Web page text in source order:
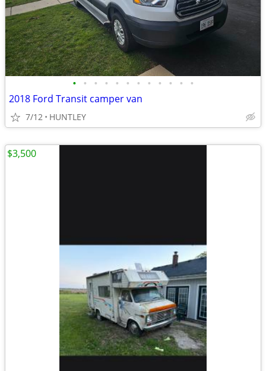
• • • • • • • • • • • •
2018 Ford Transit camper van
7/12 HUNTLEY
$3,500